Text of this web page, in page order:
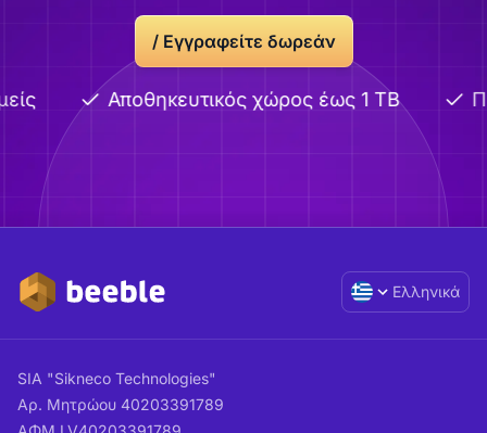
/ Εγγραφείτε δωρεάν
Αποθηκευτικός χώρος έως 1 TB
Ελληνικά
SIA "Sikneco Technologies"
Αρ. Μητρώου 40203391789